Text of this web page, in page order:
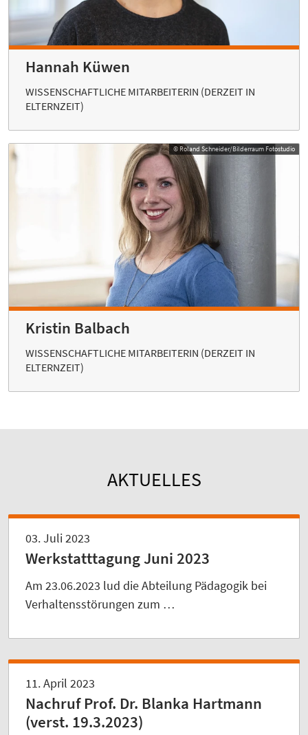
Hannah Küwen
WISSENSCHAFTLICHE MITARBEITERIN (DERZEIT IN
ELTERNZEIT)
© Roland Schneider/Bilderraum Fotostudio
Kristin Balbach
WISSENSCHAFTLICHE MITARBEITERIN (DERZEIT IN
ELTERNZEIT)
AKTUELLES
03. Juli 2023
Werkstatttagung Juni 2023
Am 23.06.2023 lud die Abteilung Pädagogik bei
Verhaltensstörungen zum …
11. April 2023
Nachruf Prof. Dr. Blanka Hartmann
(verst. 19.3.2023)